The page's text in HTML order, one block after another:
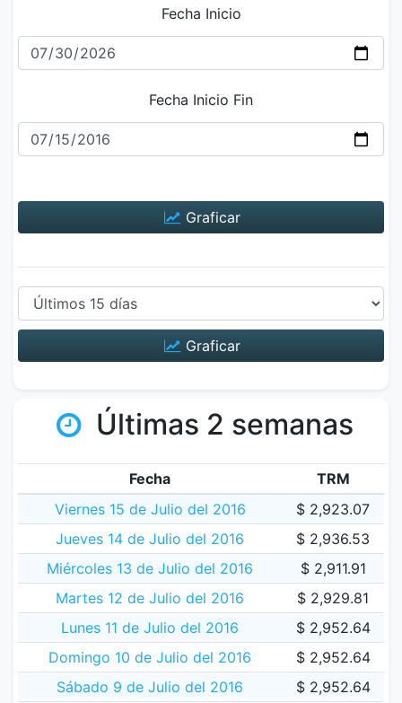
Fecha Inicio
Fecha Inicio Fin
Graficar
Graficar
Últimas 2 semanas
Fecha
TRM
Viernes 15 de Julio del 2016
$ 2,923.07
Jueves 14 de Julio del 2016
$ 2,936.53
Miércoles 13 de Julio del 2016
$ 2,911.91
Martes 12 de Julio del 2016
$ 2,929.81
Lunes 11 de Julio del 2016
$ 2,952.64
Domingo 10 de Julio del 2016
$ 2,952.64
Sábado 9 de Julio del 2016
$ 2,952.64